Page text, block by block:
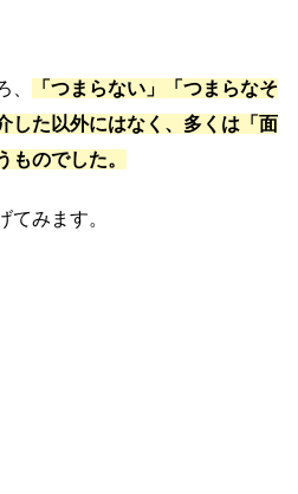
、
「つまらない」「つまらなそ
した以外にはなく、多くは「面
ものでした。
てみます。